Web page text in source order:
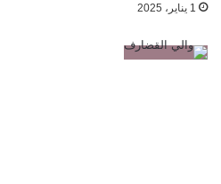
1 يناير، 2025